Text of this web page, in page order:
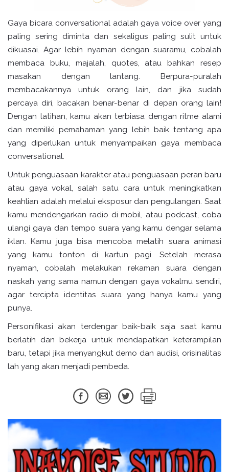
Gaya bicara conversational adalah gaya voice over yang
paling sering diminta dan sekaligus paling sulit untuk
dikuasai. Agar lebih nyaman dengan suaramu, cobalah
membaca buku, majalah, quotes, atau bahkan resep
masakan dengan lantang. Berpura-puralah
membacakannya untuk orang lain, dan jika sudah
percaya diri, bacakan benar-benar di depan orang lain!
Dengan latihan, kamu akan terbiasa dengan ritme alami
dan memiliki pemahaman yang lebih baik tentang apa
yang diperlukan untuk menyampaikan gaya membaca
conversational.
Untuk penguasaan karakter atau penguasaan peran baru
atau gaya vokal, salah satu cara untuk meningkatkan
keahlian adalah melalui eksposur dan pengulangan. Saat
kamu mendengarkan radio di mobil, atau podcast, coba
ulangi gaya dan tempo suara yang kamu dengar selama
iklan. Kamu juga bisa mencoba melatih suara animasi
yang kamu tonton di kartun pagi. Setelah merasa
nyaman, cobalah melakukan rekaman suara dengan
naskah yang sama namun dengan gaya vokalmu sendiri,
agar tercipta identitas suara yang hanya kamu yang
punya.
Personifikasi akan terdengar baik-baik saja saat kamu
berlatih dan bekerja untuk mendapatkan keterampilan
baru, tetapi jika menyangkut demo dan audisi, orisinalitas
lah yang akan menjadi pembeda.